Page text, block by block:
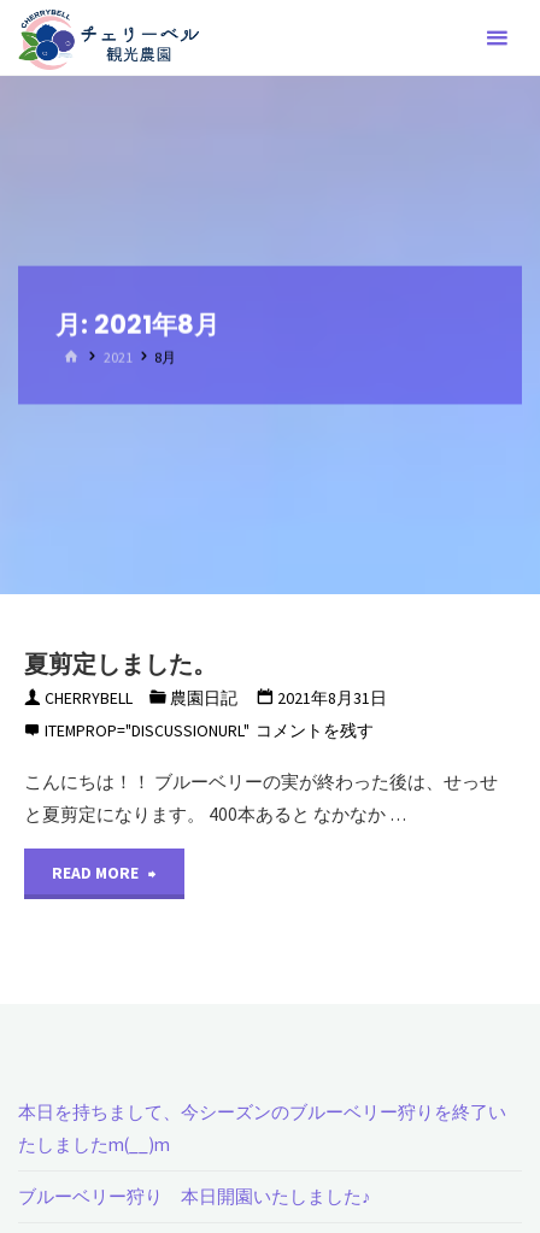
テ
月: 2021年8月
ホ 2021 8月
夏剪定しました。
CHERRYBELL 農園日記
2021年8月31日
ITEMPROP="DISCUSSIONURL" コメントを残す
こんにちは！！ ブルーベリーの実が終わった後は、せっせ
と夏剪定になります。 400本あると なかなか …
READ MORE
し
本日を持ちまして、今シーズンのブルーベリー狩りを終了い
たしましたm(__)m
ブルーベリー狩り 本日開園いたしました♪